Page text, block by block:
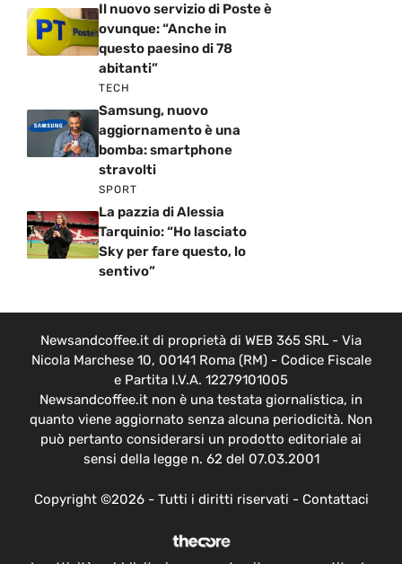
Il nuovo servizio di Poste è
ovunque: “Anche in
questo paesino di 78
abitanti”
TECH
Samsung, nuovo
aggiornamento è una
bomba: smartphone
stravolti
SPORT
La pazzia di Alessia
Tarquinio: “Ho lasciato
Sky per fare questo, lo
sentivo”
Newsandcoffee.it di proprietà di WEB 365 SRL - Via
Nicola Marchese 10, 00141 Roma (RM) - Codice Fiscale
e Partita I.V.A. 12279101005
Newsandcoffee.it non è una testata giornalistica, in
quanto viene aggiornato senza alcuna periodicità. Non
può pertanto considerarsi un prodotto editoriale ai
sensi della legge n. 62 del 07.03.2001
Copyright ©2026 - Tutti i diritti riservati - Contattaci